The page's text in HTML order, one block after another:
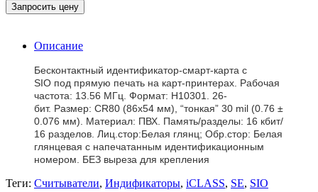
Запросить цену
Описание
Бесконтактный идентификатор-смарт-карта с
SIO под прямую печать на карт-принтерах. Рабочая
частота: 13.56 МГц. Формат: H10301. 26-
бит. Размер: CR80 (86x54 мм), “тонкая” 30 mil (0.76 ±
0.076 мм). Материал: ПВХ. Память/разделы: 16 кбит/
16 разделов . Лиц.стор:Белая глянц; Обр.стор: Белая
глянцевая с напечатанным идентификационным
номером . БЕЗ выреза для крепления
Теги: Считыватели, Индификаторы, iCLASS, SE, SIO